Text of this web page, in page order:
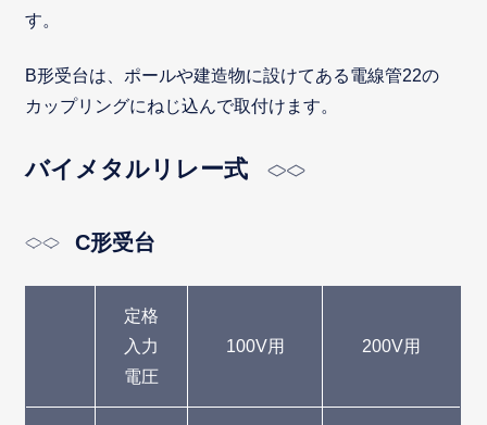
す。
B形受台は、ポールや建造物に設けてある電線管22の
カップリングにねじ込んで取付けます。
バイメタルリレー式
C形受台
定格
入力
電圧
100V用 200V用